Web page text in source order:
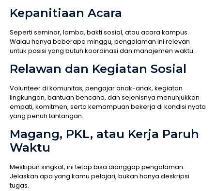
Kepanitiaan Acara
Seperti seminar, lomba, bakti sosial, atau acara kampus.
Walau hanya beberapa minggu, pengalaman ini relevan
untuk posisi yang butuh koordinasi dan manajemen waktu.
Relawan dan Kegiatan Sosial
Volunteer di komunitas, pengajar anak-anak, kegiatan
lingkungan, bantuan bencana, dan sejenisnya menunjukkan
empati, komitmen, serta kemampuan bekerja di kondisi nyata
yang penuh tantangan.
Magang, PKL, atau Kerja Paruh
Waktu
Meskipun singkat, ini tetap bisa dianggap pengalaman.
Jelaskan apa yang kamu pelajari, bukan hanya deskripsi
tugas.